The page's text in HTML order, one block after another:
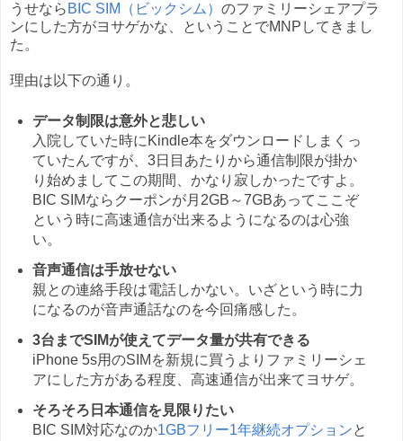
うせなら BIC SIM（ビックシム） のファミリーシェアプラ
ンにした方がヨサゲかな、ということでMNPしてきまし
た。
理由は以下の通り。
データ制限は意外と悲しい
入院していた時にKindle本をダウンロードしまくっ
ていたんですが、3日目あたりから通信制限が掛か
り始めましてこの期間、かなり寂しかったですよ。
BIC SIMならクーポンが月2GB～7GBあってここぞ
という時に高速通信が出来るようになるのは心強
い。
音声通信は手放せない
親との連絡手段は電話しかない。いざという時に力
になるのが音声通話なのを今回痛感した。
3台までSIMが使えてデータ量が共有できる
iPhone 5s用のSIMを新規に買うよりファミリーシェ
アにした方がある程度、高速通信が出来てヨサゲ。
そろそろ日本通信を見限りたい
BIC SIM対応なのか1GBフリー1年継続オプションと